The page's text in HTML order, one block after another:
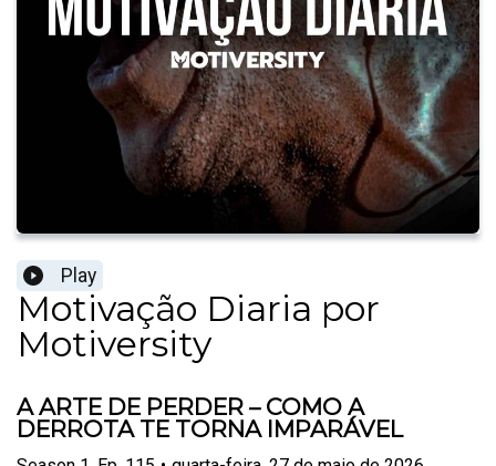
Play
Motivação Diaria por
Motiversity
A ARTE DE PERDER – COMO A
DERROTA TE TORNA IMPARÁVEL